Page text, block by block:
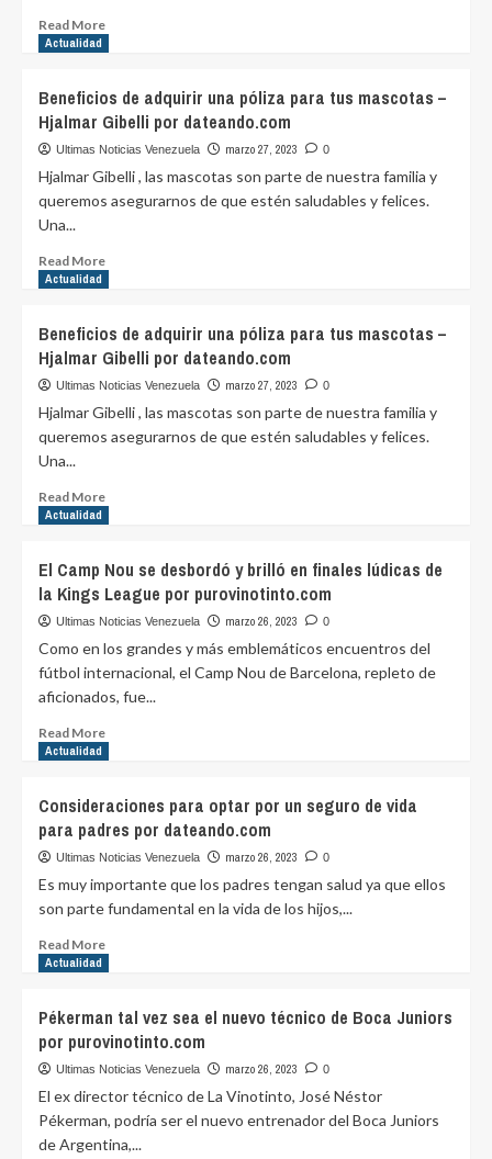
Read MoreRead
Cano
Caporales:
Verónica
Hardy
y
Omar
Morales
el
UFC
dateando.com
Actualidad
Beneficios de adquirir una póliza para tus mascotas –
Hjalmar Gibelli por dateando.com
Ultimas Noticias Venezuela marzo 27, 2023 0
Hjalmar Gibelli , las mascotas son parte de nuestra familia y
queremos asegurarnos de que estén saludables y felices.
Una...
Read MoreRead
de
adquirir
una
póliza
tus
Hjalmar
Gibelli
dateando.com
Actualidad
Beneficios de adquirir una póliza para tus mascotas –
Hjalmar Gibelli por dateando.com
Ultimas Noticias Venezuela marzo 27, 2023 0
Hjalmar Gibelli , las mascotas son parte de nuestra familia y
queremos asegurarnos de que estén saludables y felices.
Una...
Read MoreRead
de
adquirir
una
póliza
para
tus
mascotas
Hjalmar
Gibelli
dateando.com
Actualidad
El Camp Nou se desbordó y brilló en finales lúdicas de
la Kings League por purovinotinto.com
Ultimas Noticias Venezuela marzo 26, 2023 0
Como en los grandes y más emblemáticos encuentros del
fútbol internacional, el Camp Nou de Barcelona, repleto de
aficionados, fue...
Read MoreRead
Camp
Nou
se
y
brilló
finales
la
Kings
League
purovinotinto.com
Actualidad
Consideraciones para optar por un seguro de vida
para padres por dateando.com
Ultimas Noticias Venezuela marzo 26, 2023 0
Es muy importante que los padres tengan salud ya que ellos
son parte fundamental en la vida de los hijos,...
Read MoreRead
para
optar
por
de
vida
Actualidad
Pékerman tal vez sea el nuevo técnico de Boca Juniors
por purovinotinto.com
Ultimas Noticias Venezuela marzo 26, 2023 0
El ex director técnico de La Vinotinto, José Néstor
Pékerman, podría ser el nuevo entrenador del Boca Juniors
de Argentina,...